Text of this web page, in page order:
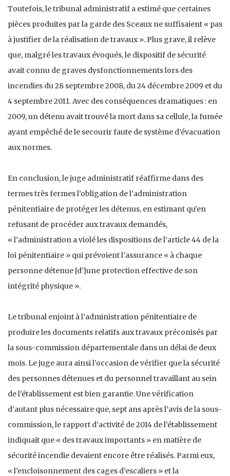
Toutefois, le tribunal administratif a estimé que certaines
pièces produites par la garde des Sceaux ne suffisaient « pas
à justifier de la réalisation de travaux ». Plus grave, il relève
que, malgré les travaux évoqués, le dispositif de sécurité
avait connu de graves dysfonctionnements lors des
incendies du 28 septembre 2008, du 24 décembre 2009 et du
4 septembre 2011. Avec des conséquences dramatiques : en
2009, un détenu avait trouvé la mort dans sa cellule, la fumée
ayant empêché de le secourir faute de système d’évacuation
aux normes.
En conclusion, le juge administratif réaffirme dans des
termes très fermes l’obligation de l’administration
pénitentiaire de protéger les détenus, en estimant qu’en
refusant de procéder aux travaux demandés,
« l’administration a violé les dispositions de l’article 44 de la
loi pénitentiaire » qui prévoient l’assurance « à chaque
personne détenue [d’]une protection effective de son
intégrité physique ».
Le tribunal enjoint à l’administration pénitentiaire de
produire les documents relatifs aux travaux préconisés par
la sous-commission départementale dans un délai de deux
mois. Le juge aura ainsi l’occasion de vérifier que la sécurité
des personnes détenues et du personnel travaillant au sein
de l’établissement est bien garantie. Une vérification
d’autant plus nécessaire que, sept ans après l’avis de la sous-
commission, le rapport d’activité de 2014 de l’établissement
indiquait que « des travaux importants » en matière de
sécurité incendie devaient encore être réalisés. Parmi eux,
« l’encloisonnement des cages d’escaliers » et la